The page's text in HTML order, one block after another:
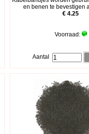
en benen te bevestigen
€ 4.25
Voorraad:
Aantal